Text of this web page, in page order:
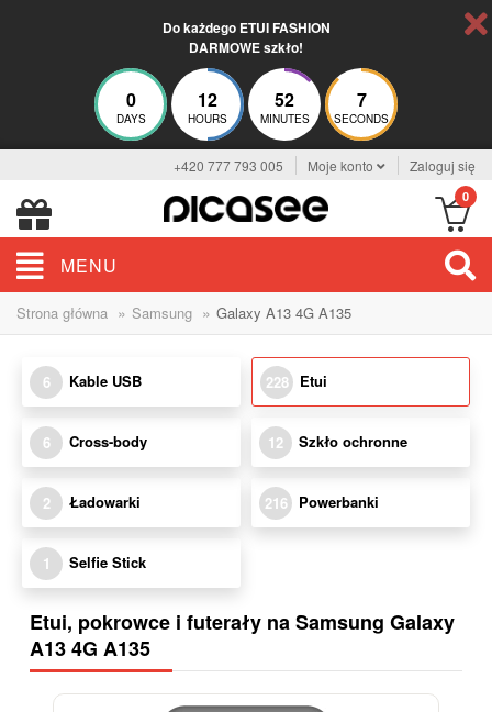
Do każdego ETUI FASHION
DARMOWE szkło!
0
DAYS
12
HOURS
52
MINUTES
6
SECONDS
+420 777 793 005 Moje konto Zaloguj się
0
MENU
Strona główna » Samsung » Galaxy A13 4G A135
6 Kable USB 228 Etui
6 Cross-body 12 Szkło ochronne
2 Ładowarki 216 Powerbanki
1 Selfie Stick
Etui, pokrowce i futerały na Samsung Galaxy
A13 4G A135